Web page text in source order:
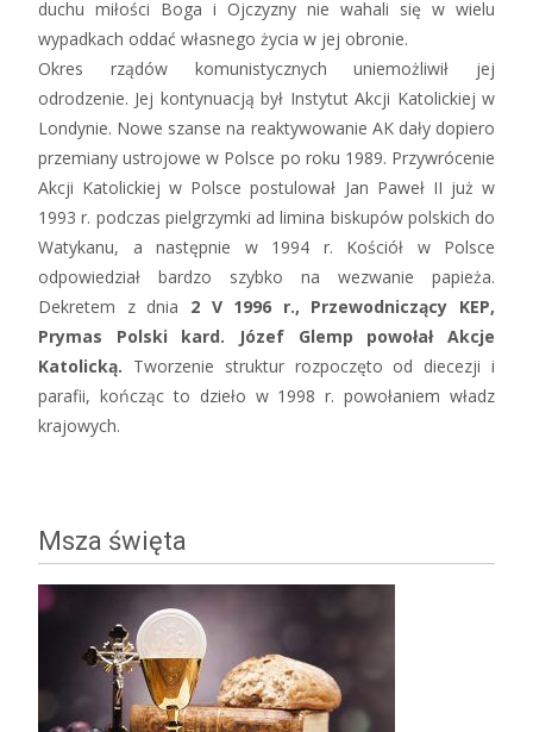
duchu miłości Boga i Ojczyzny nie wahali się w wielu
wypadkach oddać własnego życia w jej obronie.
Okres rządów komunistycznych uniemożliwił jej
odrodzenie. Jej kontynuacją był Instytut Akcji Katolickiej w
Londynie. Nowe szanse na reaktywowanie AK dały dopiero
przemiany ustrojowe w Polsce po roku 1989. Przywrócenie
Akcji Katolickiej w Polsce postulował Jan Paweł II już w
1993 r. podczas pielgrzymki ad limina biskupów polskich do
Watykanu, a następnie w 1994 r. Kościół w Polsce
odpowiedział bardzo szybko na wezwanie papieża.
Dekretem z dnia 2 V 1996 r., Przewodniczący KEP,
Prymas Polski kard. Józef Glemp powołał Akcje
Katolicką. Tworzenie struktur rozpoczęto od diecezji i
parafii, kończąc to dzieło w 1998 r. powołaniem władz
krajowych.
Msza święta